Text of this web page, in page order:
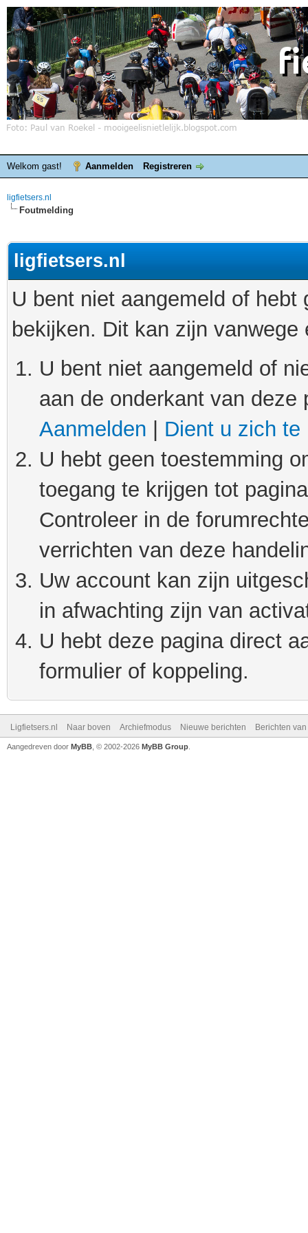
Welkom gast! Aanmelden Registreren
ligfietsers.nl
Foutmelding
ligfietsers.nl
U bent niet aangemeld of
bekijken. Dit kan zijn
U bent niet aangemeld of
aan de onderkant van
Aanmelden
Dient u zich te
U hebt geen toestemming
toegang te krijgen tot
Controleer in de
verrichten van deze
Uw account kan zijn
in afwachting zijn van
U hebt deze pagina direct
formulier of koppeling.
Ligfietsers.nl Naar boven Archiefmodus Nieuwe berichten Berichten
Aangedreven door MyBB , © 2002-2026 MyBB Group